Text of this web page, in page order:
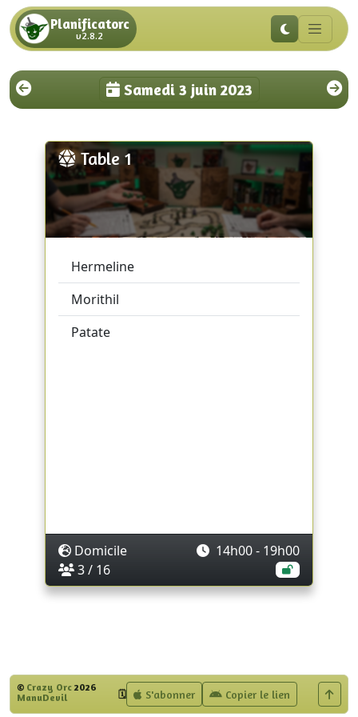
Planificatorc
v2.8.2
Samedi 3 juin 2023
Table 1
Hermeline
Morithil
Patate
Domicile
14h00 - 19h00
3 / 16
© Crazy Orc2026
ManuDevil
🗓️ S'abonner Copier le lien